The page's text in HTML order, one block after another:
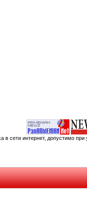
сети интернет, допустимо